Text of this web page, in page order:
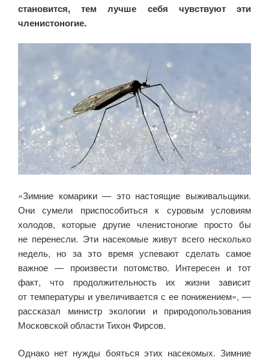
становится, тем лучше себя чувствуют эти
членистоногие.
«Зимние комарики — это настоящие выживальщики.
Они сумели приспособиться к суровым условиям
холодов, которые другие членистоногие просто бы
не перенесли. Эти насекомые живут всего несколько
недель, но за это время успевают сделать самое
важное — произвести потомство. Интересен и тот
факт, что продолжительность их жизни зависит
от температуры и увеличивается с ее понижением», —
рассказал министр экологии и природопользования
Московской области Тихон Фирсов.
Однако нет нужды бояться этих насекомых. Зимние